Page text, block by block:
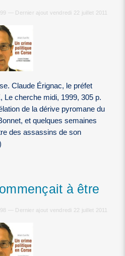
— Dernier ajout vendredi 22 juillet 2011
Claude Érignac, le préfet
Le cherche midi, 1999, 305 p.
de la dérive pyromane du
et quelques semaines
des assassins de son
à être
— Dernier ajout vendredi 22 juillet 2011